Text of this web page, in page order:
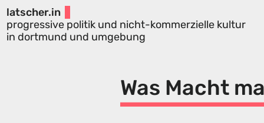
latscher.in
progressive politik und nicht-kommerzielle kultur
in dortmund und umgebung
Was Macht